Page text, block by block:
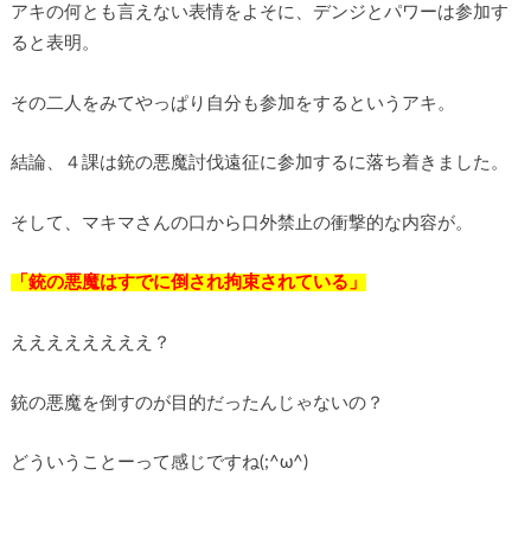
アキの何とも言えない表情をよそに、デンジとパワーは参加す
ると表明。
その二人をみてやっぱり自分も参加をするというアキ。
結論、４課は銃の悪魔討伐遠征に参加するに落ち着きました。
そして、マキマさんの口から口外禁止の衝撃的な内容が。
「銃の悪魔はすでに倒され拘束されている」
ええええええええ？
銃の悪魔を倒すのが目的だったんじゃないの？
どういうことーって感じですね(;^ω^)